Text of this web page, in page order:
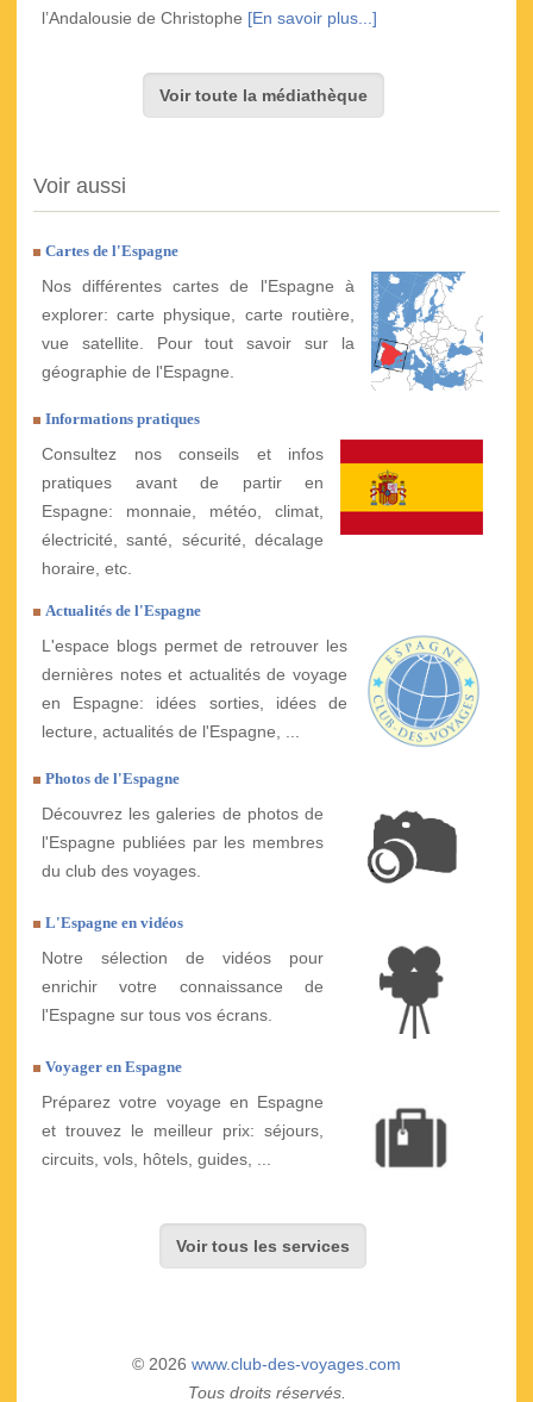
l’Andalousie de Christophe [En savoir plus...]
Voir toute la médiathèque
Voir aussi
Cartes de l'Espagne
Nos différentes cartes de l'Espagne à
explorer: carte physique, carte routière,
vue satellite. Pour tout savoir sur la
géographie de l'Espagne.
Informations pratiques
Consultez nos conseils et infos
pratiques avant de partir en
Espagne: monnaie, météo, climat,
électricité, santé, sécurité, décalage
horaire, etc.
Actualités de l'Espagne
L'espace blogs permet de retrouver les
dernières notes et actualités de voyage
en Espagne: idées sorties, idées de
lecture, actualités de l'Espagne, ...
Photos de l'Espagne
Découvrez les galeries de photos de
l'Espagne publiées par les membres
du club des voyages.
L'Espagne en vidéos
Notre sélection de vidéos pour
enrichir votre connaissance de
l'Espagne sur tous vos écrans.
Voyager en Espagne
Préparez votre voyage en Espagne
et trouvez le meilleur prix: séjours,
circuits, vols, hôtels, guides, ...
Voir tous les services
© 2026 www.club-des-voyages.com
Tous droits réservés.